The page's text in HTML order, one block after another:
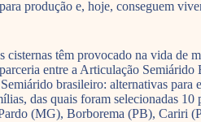
produção e, hoje, conseguem
cisternas têm provocado na vida de
entre a Articulação
brasileiro: alternativas para
das quais foram selecionadas
(MG), Borborema (PB), Cariri